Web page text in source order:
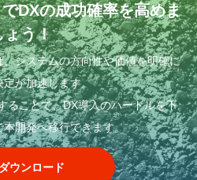
DXの成功確率を高めま
ょう！
システムの方向性や価値を明確に
定が加速します。
ることで、DX導入のハードルを下
本開発へ移行できます。
ウンロード